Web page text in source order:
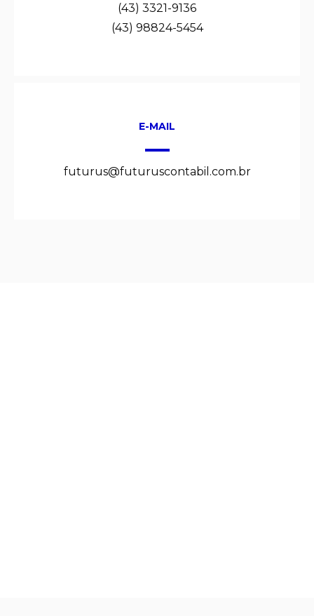
(43) 3321-9136
(43) 98824-5454
E-MAIL
futurus@futuruscontabil.com.br